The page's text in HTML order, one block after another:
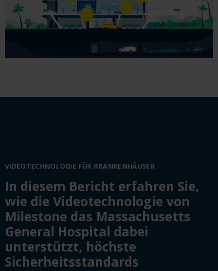
VIDEOTECHNOLOGIE FÜR KRANKENHÄUSER
In diesem Bericht erfahren Sie,
wie die Videotechnologie von
Milestone das Massachusetts
General Hospital dabei
unterstützt, höchste
Sicherheitsstandards